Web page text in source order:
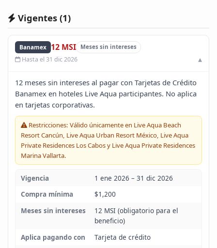
Promociones
Blog
Infinito
Vigentes (1)
Banamex 12 MSI Meses sin intereses
Hasta el 31 dic 2026
12 meses sin intereses al pagar con Tarjetas de Crédito
Banamex en hoteles Live Aqua participantes. No aplica
en tarjetas corporativas.
Restricciones: Válido únicamente en Live Aqua Beach
Resort Cancún, Live Aqua Urban Resort México, Live Aqua
Private Residences Los Cabos y Live Aqua Private Residences
Marina Vallarta.
Vigencia
1 ene 2026 – 31 dic 2026
Compra mínima
$1,200
Meses sin intereses
12 MSI (obligatorio para el
beneficio)
Aplica pagando con
Tarjeta de crédito